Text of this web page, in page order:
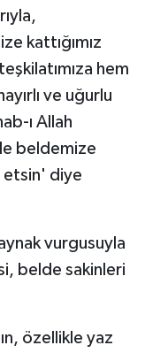
kattığımız
hem
ve uğurlu
ı Allah
beldemize
etsin' diye
vurgusuyla
belde sakinleri
özellikle yaz